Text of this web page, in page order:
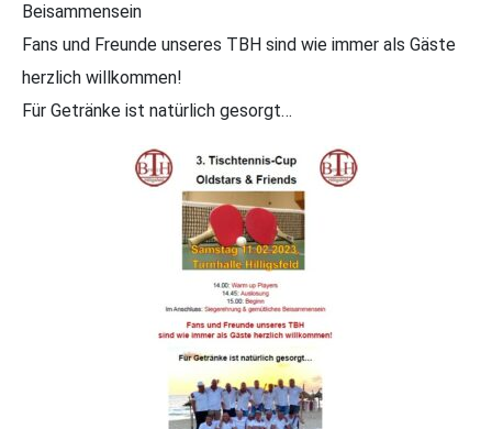
Beisammensein
Fans und Freunde unseres TBH sind wie immer als Gäste
herzlich willkommen!
Für Getränke ist natürlich gesorgt…